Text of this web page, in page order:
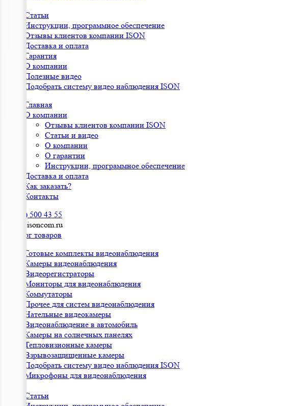
Статьи
Инструкции, программное обеспечение
Отзывы клиентов компании ISON
Доставка и оплата
Гарантия
О компании
Полезные видео
Подобрать систему видео наблюдения ISON
Главная
О компании
Отзывы клиентов компании ISON
Статьи и видео
О компании
О гарантии
Инструкции, программное обеспечение
Доставка и оплата
Как заказать?
Контакты
8 (800) 500 43 55
sales@isoncom.ru
Каталог товаров
Готовые комплекты видеонаблюдения
Камеры видеонаблюдения
Видеорегистраторы
Мониторы для видеонаблюдения
Коммутаторы
Прочее для систем видеонаблюдения
Нательные видеокамеры
Видеонаблюдение в автомобиль
Камеры на солнечных панелях
Тепловизионные камеры
Взрывозащищенные камеры
Подобрать систему видео наблюдения ISON
Микрофоны для видеонаблюдения
Статьи